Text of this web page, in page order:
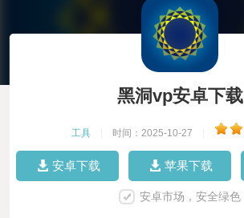
黑洞vp安卓下载
工具 时间：2025-10-27
安卓下载 苹果下载
安卓市场，安全绿色